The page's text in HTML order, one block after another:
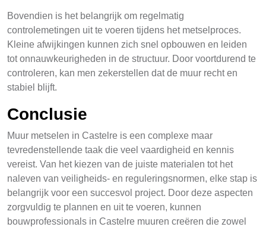
Bovendien is het belangrijk om regelmatig
controlemetingen uit te voeren tijdens het metselproces.
Kleine afwijkingen kunnen zich snel opbouwen en leiden
tot onnauwkeurigheden in de structuur. Door voortdurend te
controleren, kan men zekerstellen dat de muur recht en
stabiel blijft.
Conclusie
Muur metselen in Castelre is een complexe maar
tevredenstellende taak die veel vaardigheid en kennis
vereist. Van het kiezen van de juiste materialen tot het
naleven van veiligheids- en reguleringsnormen, elke stap is
belangrijk voor een succesvol project. Door deze aspecten
zorgvuldig te plannen en uit te voeren, kunnen
bouwprofessionals in Castelre muuren creëren die zowel